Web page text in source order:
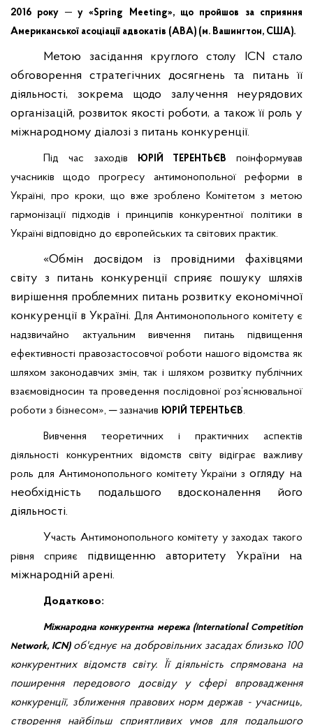
2016 року ─ у «Spring Meeting», що пройшов за сприяння
Американської асоціації адвокатів (ABA) (м. Вашингтон, США).
Метою засідання круглого столу ICN стало
обговорення стратегічних досягнень та питань її
діяльності, зокрема щодо залучення неурядових
організацій, розвиток якості роботи, а також її роль у
міжнародному діалозі з питань конкуренції.
Під час заходів ЮРІЙ ТЕРЕНТЬЄВ поінформував
учасників щодо прогресу антимонопольної реформи в
Україні, про кроки, що вже зроблено Комітетом з метою
гармонізації підходів і принципів конкурентної політики в
Україні відповідно до європейських та світових практик.
«Обмін досвідом із провідними фахівцями
світу з питань конкуренції сприяє пошуку шляхів
вирішення проблемних питань розвитку економічної
конкуренції в Україні. Для Антимонопольного комітету є
надзвичайно актуальним вивчення питань підвищення
ефективності правозастосовчої роботи нашого відомства як
шляхом законодавчих змін, так і шляхом розвитку публічних
взаємовідносин та проведення послідовної роз’яснювальної
роботи з бізнесом», ─ зазначив ЮРІЙ ТЕРЕНТЬЄВ.
Вивчення теоретичних і практичних аспектів
діяльності конкурентних відомств світу відіграє важливу
роль для Антимонопольного комітету України зогляду на
необхідність подальшого вдосконалення його
діяльності.
Участь Антимонопольного комітету у заходах такого
рівня сприяє підвищенню авторитету України на
міжнародній арені.
Додатково:
Міжнародна конкурентна мережа (International Competition
Network, ICN)об'єднує на добровільних засадах близько 100
конкурентних відомств світу. Її діяльність спрямована на
поширення передового досвіду у сфері впровадження
конкуренції, зближення правових норм держав - учасниць,
створення найбільш сприятливих умов для подальшого